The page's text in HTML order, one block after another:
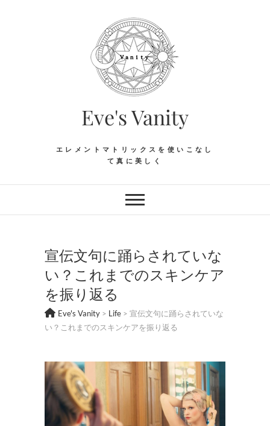
Eve's Vanity
エレメントマトリックスを使いこなし
て真に美しく
宣伝文句に踊らされていな
い？これまでのスキンケア
を振り返る
Eve's Vanity > Life > 宣伝文句に踊らされていな
い？これまでのスキンケアを振り返る